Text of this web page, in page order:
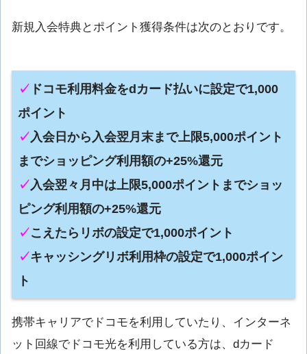
新規入会特典とポイント獲得条件は次のとおりです。
✓ ドコモ利用料金をdカード払いに設定で1,000
ポイント
✓入会日から入会翌月末まで上限5,000ポイント
までショッピング利用額の+25%還元
✓入会翌々月中は上限5,000ポイントまでショッ
ピング利用額の+25%還元
✓こえたらリボの設定で1,000ポイント
✓キャッシングリボ利用枠の設定で1,000ポイン
ト
携帯キャリアでドコモを利用していたり、インターネ
ット回線でドコモ光を利用している方は、dカード